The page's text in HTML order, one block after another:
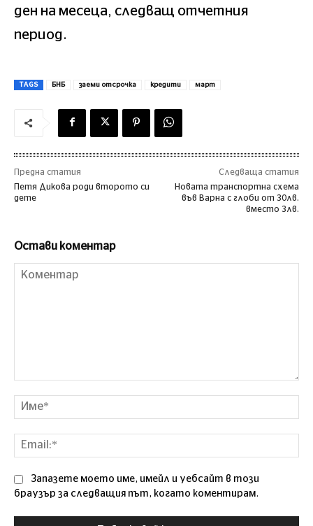
ден на месеца, следващ отчетния
период.
TAGS БНБ заеми отсрочка кредити март
Предна статия
Петя Дикова роди второто си
дете
Следваща статия
Новата транспортна схема
във Варна с глоби от 30лв.
вместо 3лв.
Остави коментар
Запазете моето име, имейл и уебсайт в този
браузър за следващия път, когато коментирам.